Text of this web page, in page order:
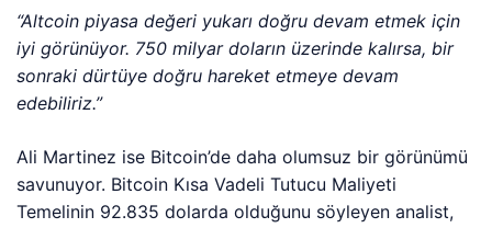
“Altcoin piyasa değeri yukarı doğru devam etmek için
iyi görünüyor. 750 milyar doların üzerinde kalırsa, bir
sonraki dürtüye doğru hareket etmeye devam
edebiliriz.”
Ali Martinez ise Bitcoin’de daha olumsuz bir görünümü
savunuyor. Bitcoin Kısa Vadeli Tutucu Maliyeti
Temelinin 92.835 dolarda olduğunu söyleyen analist,